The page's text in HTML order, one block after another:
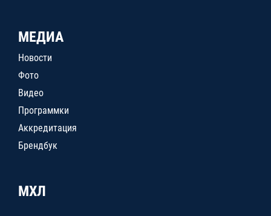
МЕДИА
Новости
Фото
Видео
Программки
Аккредитация
Брендбук
МХЛ